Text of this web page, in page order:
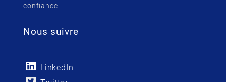
confiance
Nous suivre
LinkedIn